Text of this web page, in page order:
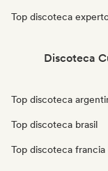
Top discoteca
Discoteca
Top discoteca
Top discoteca brasil
Top discoteca francia